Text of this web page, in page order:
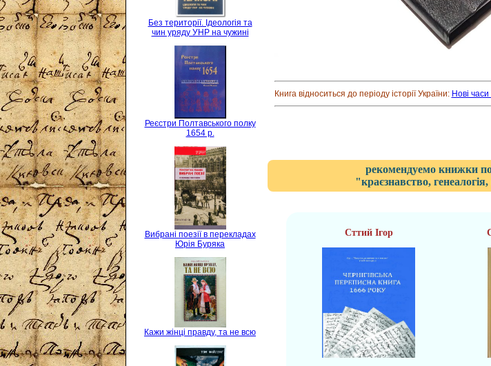
Без території. Ідеологія та
чин уряду УНР на чужині
Реєстри Полтавського полку
1654 р.
Вибрані поезії в перекладах
Юрія Буряка
Кажи жінці правду, та не всю
Книга відноситься до періоду історії України: Нові
рекомендуемо книжки
"краєзнавство,
Сттий Ігор